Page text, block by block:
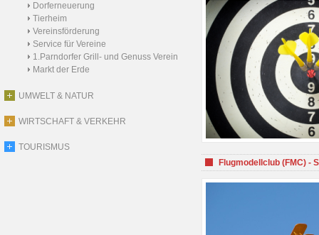
Dorferneuerung
Tierheim
Vereinsförderung
Service für Vereine
1.Parndorfer Grill- und Genuss Verein
Markt der Erde
UMWELT & NATUR
WIRTSCHAFT & VERKEHR
TOURISMUS
Flugmodellclub (FMC) -